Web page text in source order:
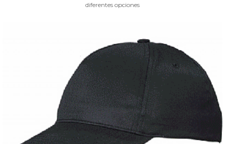
diferentes opciones